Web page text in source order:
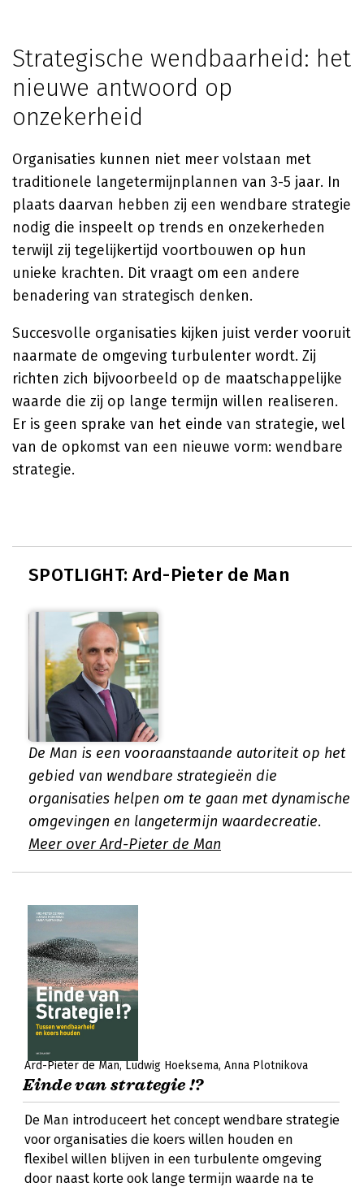
Strategische wendbaarheid: het
nieuwe antwoord op
onzekerheid
Organisaties kunnen niet meer volstaan met
traditionele langetermijnplannen van 3-5 jaar. In
plaats daarvan hebben zij een wendbare strategie
nodig die inspeelt op trends en onzekerheden
terwijl zij tegelijkertijd voortbouwen op hun
unieke krachten. Dit vraagt om een andere
benadering van strategisch denken.
Succesvolle organisaties kijken juist verder vooruit
naarmate de omgeving turbulenter wordt. Zij
richten zich bijvoorbeeld op de maatschappelijke
waarde die zij op lange termijn willen realiseren.
Er is geen sprake van het einde van strategie, wel
van de opkomst van een nieuwe vorm: wendbare
strategie.
SPOTLIGHT: Ard-Pieter de Man
De Man is een vooraanstaande autoriteit op het
gebied van wendbare strategieën die
organisaties helpen om te gaan met dynamische
omgevingen en langetermijn waardecreatie.
Meer over Ard-Pieter de Man
Ard-Pieter de Man Ludwig Hoeksema Anna Plotnikova
Einde van strategie !?
De Man introduceert het concept wendbare strategie
voor organisaties die koers willen houden en
flexibel willen blijven in een turbulente omgeving
door naast korte ook lange termijn waarde na te